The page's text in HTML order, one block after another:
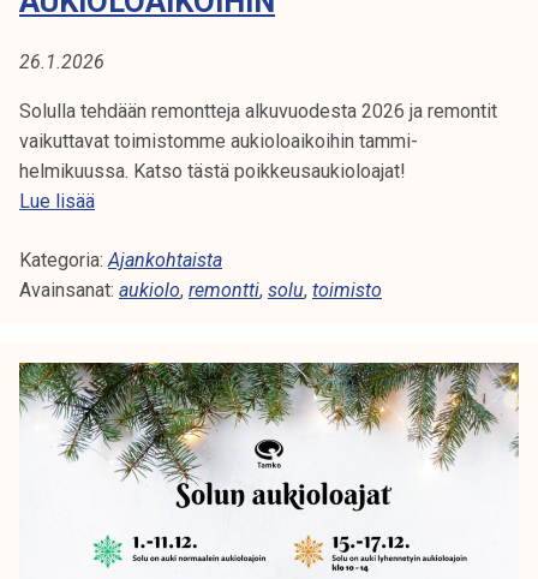
o
a
9
26.1.2026
Solulla tehdään remontteja alkuvuodesta 2026 ja remontit
vaikuttavat toimistomme aukioloaikoihin tammi-
helmikuussa. Katso tästä poikkeusaukioloajat!
Lue lisääR
m
o
i
t
v
u
Kategoria:Ajankohtaista
Avainsanat: aukiolo, remontti, solu, toimisto